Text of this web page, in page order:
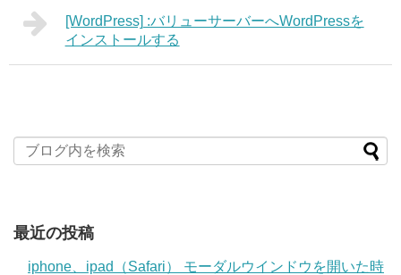
[WordPress] :バリューサーバーへWordPressを
インストールする
最近の投稿
iphone、ipad（Safari） モーダルウインドウを開いた時